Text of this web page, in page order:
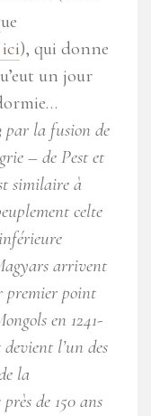
), qui donne
un jour
par la fusion de
– de Pest et
similaire à
celte
arrivent
premier point
en 1241-
l’un des
la
de 150 ans